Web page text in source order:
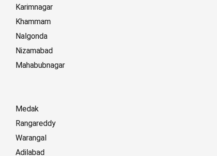
Karimnagar
Khammam
Nalgonda
Nizamabad
Mahabubnagar
Medak
Rangareddy
Warangal
Adilabad